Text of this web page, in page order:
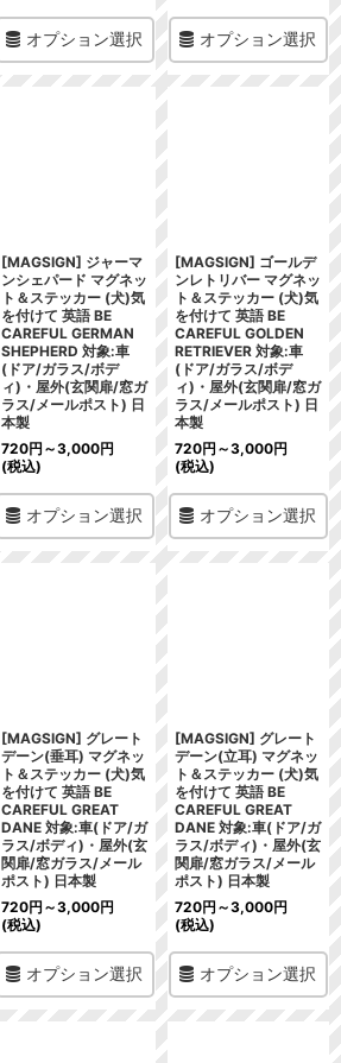
オプション選択 オプション選択
[MAGSIGN] ジャーマ
ンシェパード マグネッ
ト＆ステッカー (犬)気
を付けて 英語 BE
CAREFUL GERMAN
SHEPHERD 対象:車
(ドア/ガラス/ボデ
ィ)・屋外(玄関扉/窓ガ
ラス/メールポスト) 日
本製
720円 ～3,000円
(税込)
オプション選択
[MAGSIGN] ゴールデ
ンレトリバー マグネッ
ト＆ステッカー (犬)気
を付けて 英語 BE
CAREFUL GOLDEN
RETRIEVER 対象:車
(ドア/ガラス/ボデ
ィ)・屋外(玄関扉/窓ガ
ラス/メールポスト) 日
本製
720円 ～3,000円
(税込)
オプション選択
[MAGSIGN] グレート
デーン(垂耳) マグネッ
ト＆ステッカー (犬)気
を付けて 英語 BE
CAREFUL GREAT
DANE 対象:車(ドア/ガ
ラス/ボディ)・屋外(玄
関扉/窓ガラス/メール
ポスト) 日本製
720円 ～3,000円
(税込)
オプション選択
[MAGSIGN] グレート
デーン(立耳) マグネッ
ト＆ステッカー (犬)気
を付けて 英語 BE
CAREFUL GREAT
DANE 対象:車(ドア/ガ
ラス/ボディ)・屋外(玄
関扉/窓ガラス/メール
ポスト) 日本製
720円 ～3,000円
(税込)
オプション選択